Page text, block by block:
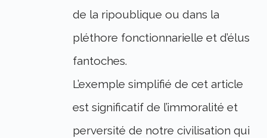
de la ripoublique ou dans la
pléthore fonctionnarielle et d’élus
fantoches.
L’exemple simplifié de cet article
est significatif de l’immoralité et
perversité de notre civilisation qui